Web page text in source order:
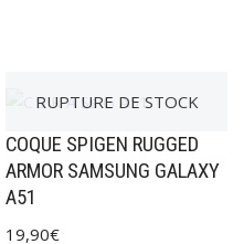
RUPTURE DE STOCK
COQUE SPIGEN RUGGED
ARMOR SAMSUNG GALAXY
A51
19,90€